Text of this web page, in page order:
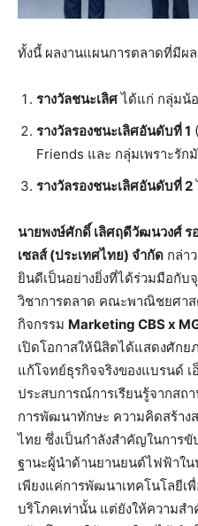
ทั้งนี้ ผลงานแผนการตลาดที่มีผ
รางวัลชนะเลิศได้แก่ กลุ่มน้
รางวัลรองชนะเลิศอันดับที่1
Friends และ กลุ่มเพราะรัก
รางวัลรองชนะเลิศอันดับที่2
นายพงษ์ศักดิ์ เลิศฤดีวัฒนวงศ์ร
เซลส์(ประเทศไทย) จำกัด กล่า
ยินดีเป็นอย่างยิ่งที่ได้ร่วมมือกั
วิชาการตลาด คณะพาณิชยศา
กิจกรรม Marketing CBS x
เปิดโอกาสให้นิสิตได้แสดงศักย
แก้โจทย์ธุรกิจจริงของแบรนด์
ประสบการณ์การเรียนรู้จากสถ
การพัฒนาทักษะ ความคิดสร้าง
ไทย ซึ่งเป็นกำลังสำคัญในการ
ฐานะผู้นำด้านยานยนต์ไฟฟ้าใน
เพียงแค่การพัฒนาเทคโนโลยี
บริโภคเท่านั้น แต่ยังให้ความส